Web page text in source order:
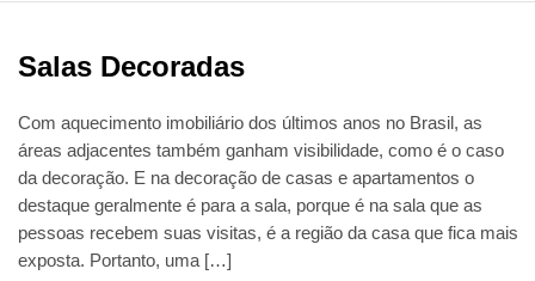
Salas Decoradas
Com aquecimento imobiliário dos últimos anos no Brasil, as
áreas adjacentes também ganham visibilidade, como é o caso
da decoração. E na decoração de casas e apartamentos o
destaque geralmente é para a sala, porque é na sala que as
pessoas recebem suas visitas, é a região da casa que fica mais
exposta. Portanto, uma […]